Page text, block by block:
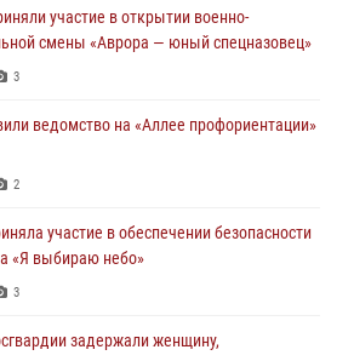
участие в открытии военно-
смены «Аврора — юный спецназовец»
3
ведомство на «Аллее профориентации»
2
участие в обеспечении безопасности
«Я выбираю небо»
3
задержали женщину,